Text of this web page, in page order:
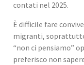
contati nel 2025.
È difficile fare
migranti,
“non ci pensiamo”
preferisco non